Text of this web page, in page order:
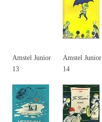
Amstel Junior
13
Amstel Junior
14